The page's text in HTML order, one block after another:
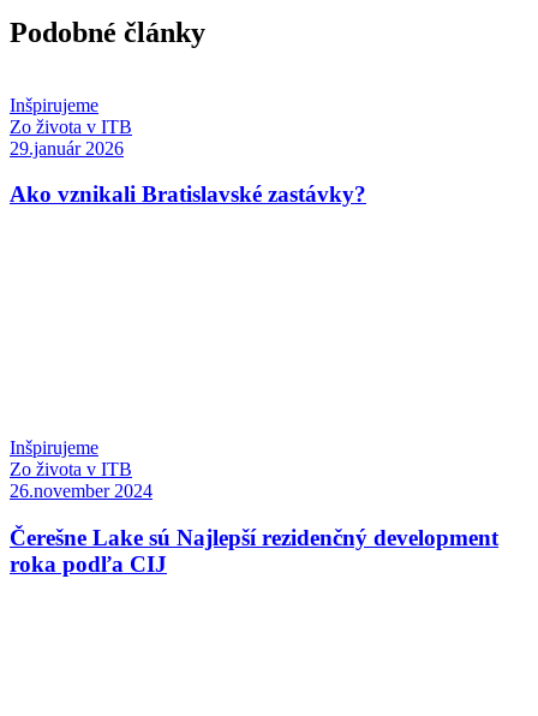
Podobné články
Inšpirujeme
Zo života v ITB
29.január 2026
Ako vznikali Bratislavské zastávky?
Inšpirujeme
Zo života v ITB
26.november 2024
Čerešne Lake sú Najlepší rezidenčný development
roka podľa CIJ